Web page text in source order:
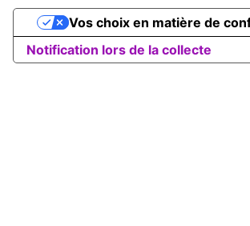
Notification lors de la collecte
Vos choix en matière de